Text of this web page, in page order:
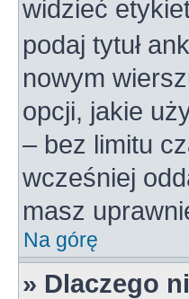
widzieć
podaj tytuł
nowym
opcji, jakie
– bez limitu
wcześniej
masz
Na górę
» Dlaczego